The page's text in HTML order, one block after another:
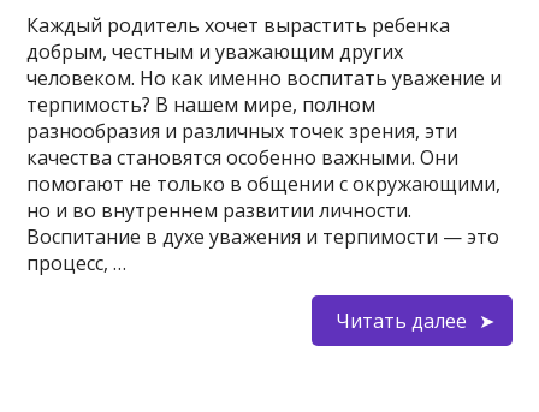
Каждый родитель хочет вырастить ребенка
добрым, честным и уважающим других
человеком. Но как именно воспитать уважение и
терпимость? В нашем мире, полном
разнообразия и различных точек зрения, эти
качества становятся особенно важными. Они
помогают не только в общении с окружающими,
но и во внутреннем развитии личности.
Воспитание в духе уважения и терпимости — это
процесс, …
Читать далее